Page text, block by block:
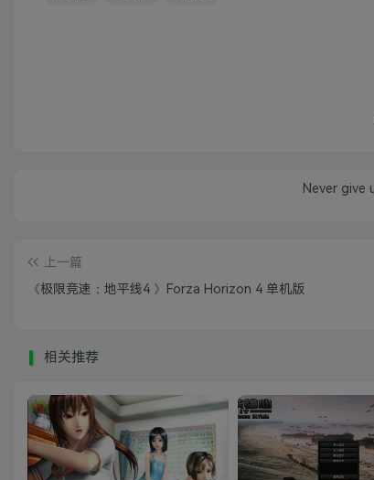
Never give
上一篇
《极限竞速：地平线4 》Forza Horizon 4 单机版
相关推荐